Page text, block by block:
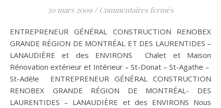
30 mars 2009 / Commentaires ferméssur
ENTREPRENEUR GÉNÉRAL CONSTRUCTION RENOBEX
GRANDE RÉGION DE MONTRÉAL ET DES LAURENTIDES –
LANAUDIÈRE et des ENVIRONS Chalet et Maison
Rénovation extérieur et Intérieur – St-Donat – St-Agathe –
St-Adèle ENTREPRENEUR GÉNÉRAL CONSTRUCTION
RENOBEX GRANDE RÉGION DE MONTRÉAL- DES
LAURENTIDES – LANAUDIÈRE et des ENVIRONS Nous